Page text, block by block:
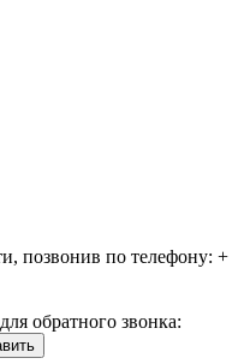
позвонив по телефону: +
обратного звонка: